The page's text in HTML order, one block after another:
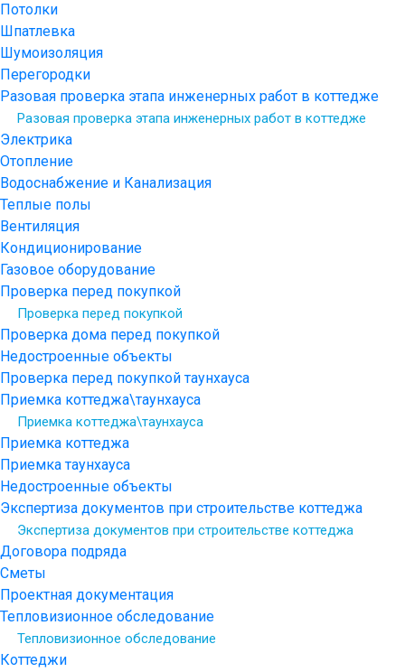
Потолки
Шпатлевка
Шумоизоляция
Перегородки
Разовая проверка этапа инженерных работ в коттедже
Разовая проверка этапа инженерных работ в коттедже
Электрика
Отопление
Водоснабжение и Канализация
Теплые полы
Вентиляция
Кондиционирование
Газовое оборудование
Проверка перед покупкой
Проверка перед покупкой
Проверка дома перед покупкой
Недостроенные объекты
Проверка перед покупкой таунхауса
Приемка коттеджа\таунхауса
Приемка коттеджа\таунхауса
Приемка коттеджа
Приемка таунхауса
Недостроенные объекты
Экспертиза документов при строительстве коттеджа
Экспертиза документов при строительстве коттеджа
Договора подряда
Сметы
Проектная документация
Тепловизионное обследование
Тепловизионное обследование
Коттеджи